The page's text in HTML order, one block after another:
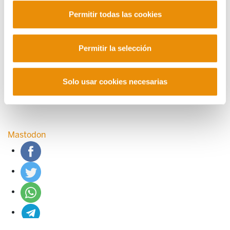
Permitir todas las cookies
Permitir la selección
Solo usar cookies necesarias
Manu Robles-Arangiz Institutua Fundazioa
Barrainkua 13 - 48009 Bilbo -
Corderliers karrika 20 - 64100 Baiona -
Telf. +33 (0) 559 25 65 52
Mastodon